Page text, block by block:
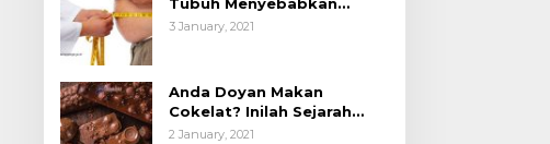
Tubuh Menyebabkan
Obesitas
3 January, 2021
Anda Doyan Makan
Cokelat? Inilah Sejarah
Awalnya Cokelat di Dunia
2 January, 2021